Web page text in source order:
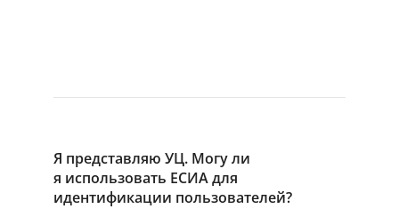
Я представляю УЦ. Могу ли
я использовать ЕСИА для
идентификации пользователей?